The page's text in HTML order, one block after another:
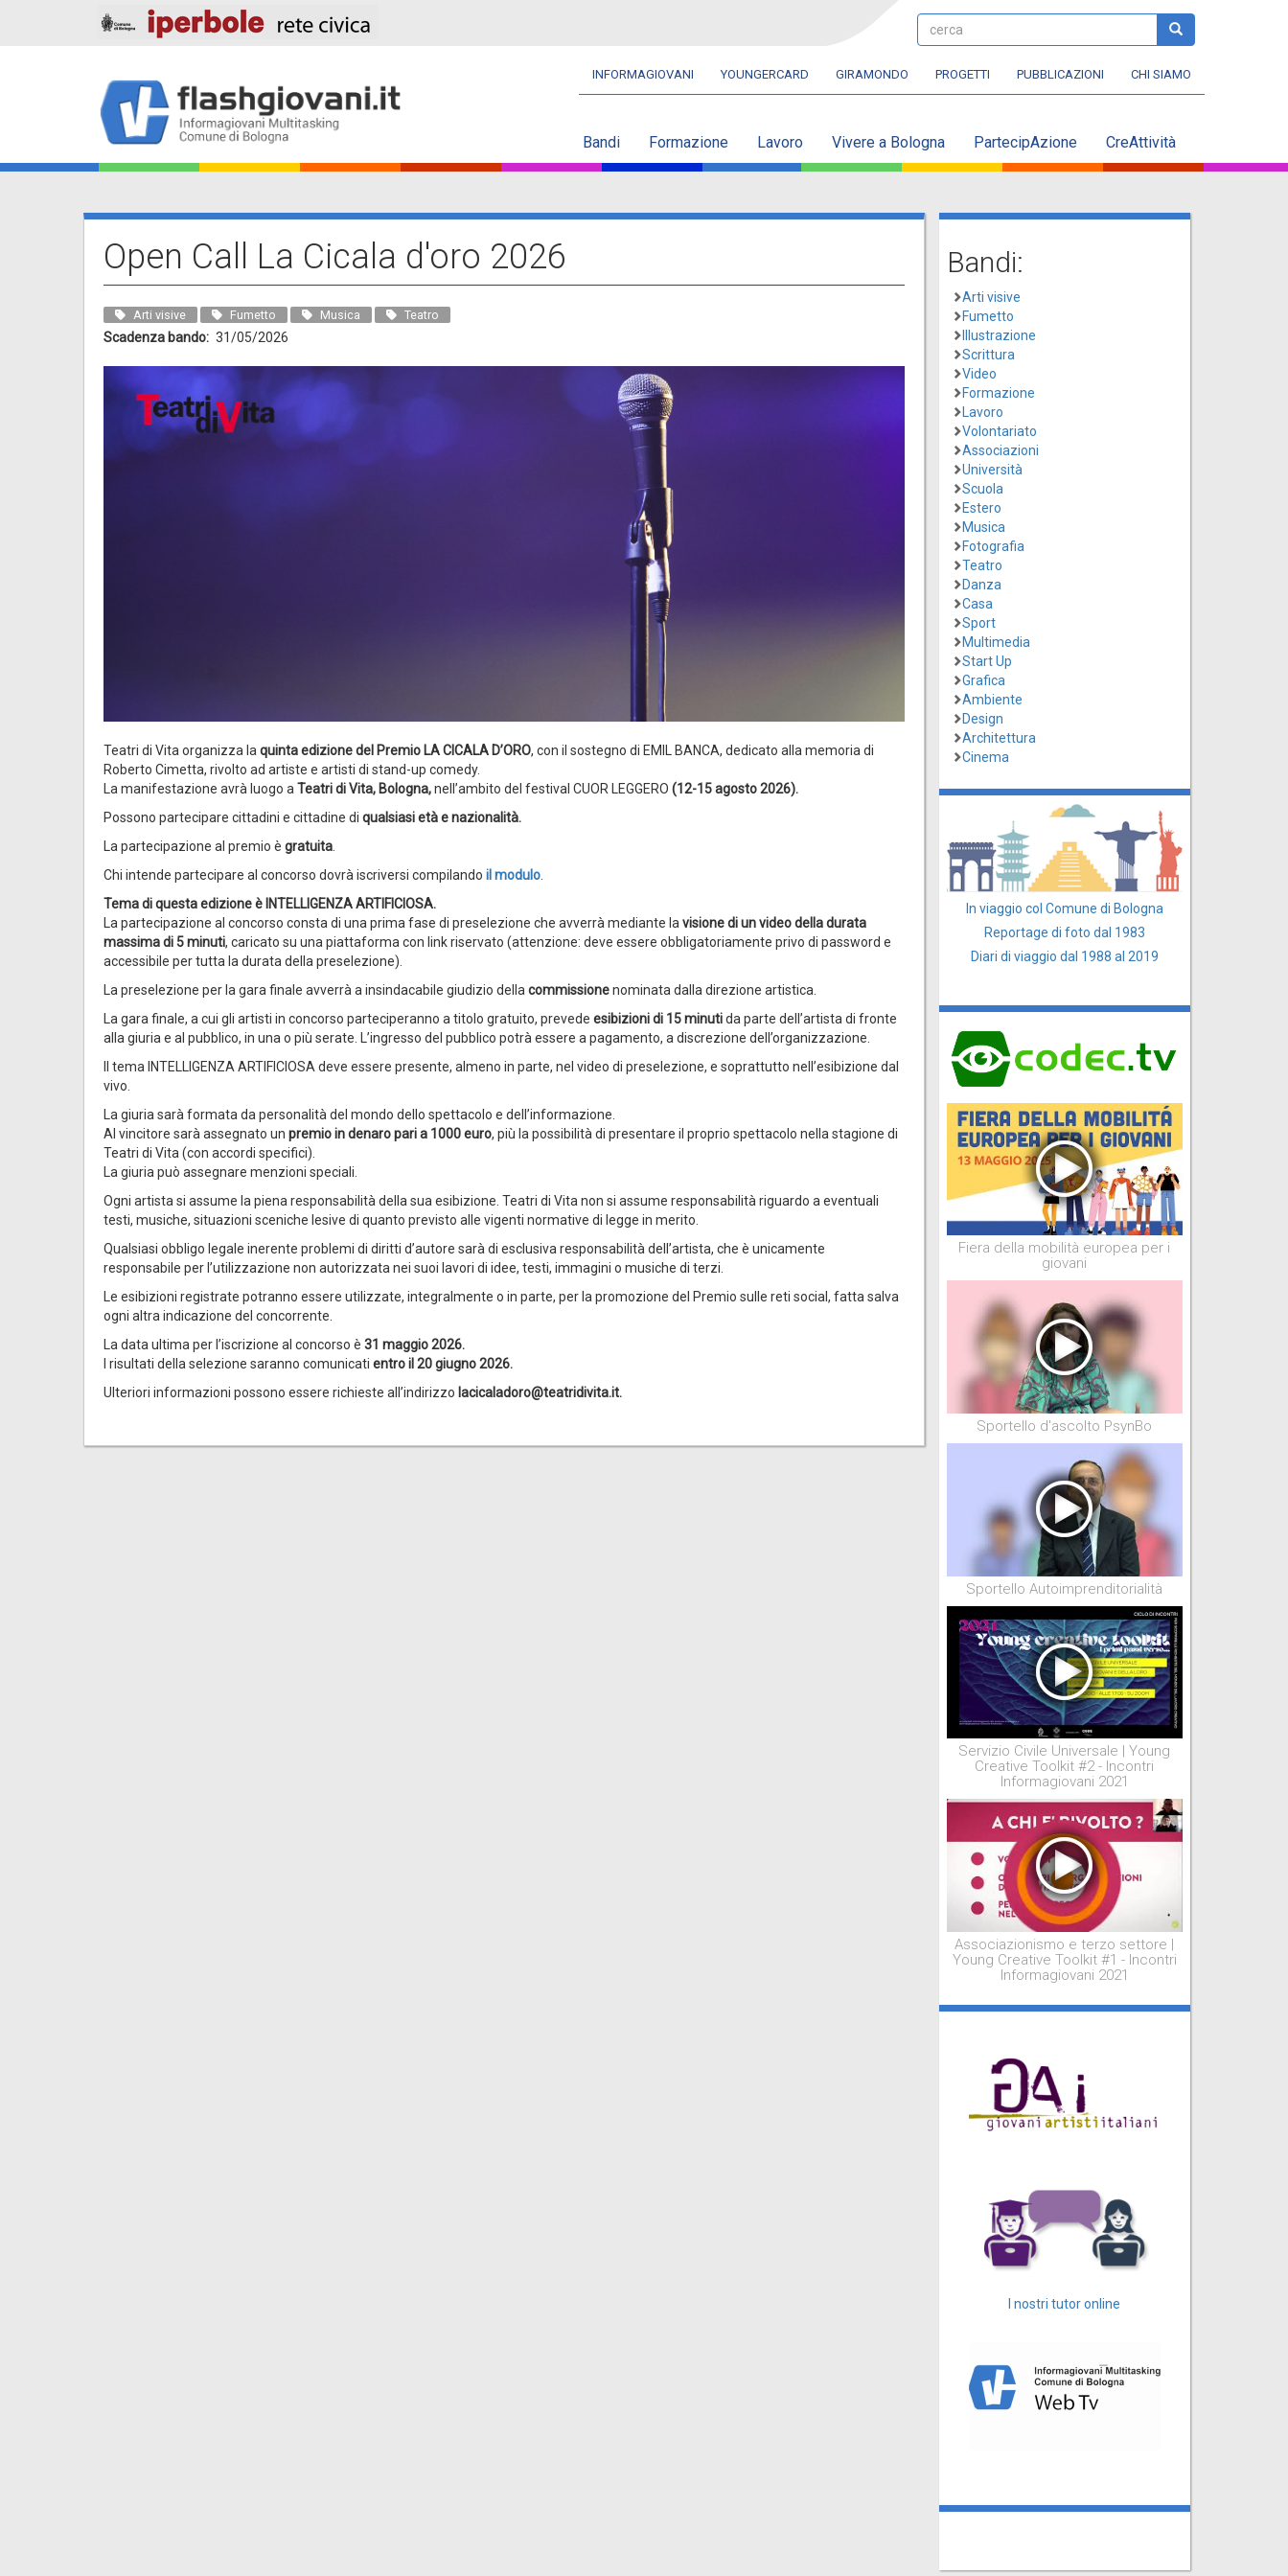
cerca cerca
Navbar
INFORMAGIOVANI YOUNGERCARD GIRAMONDO PROGETTI PUBBLICAZIONI CHI SIAMO
Main
navigation
Bandi Formazione Lavoro Vivere a Bologna PartecipAzione CreAttività
Open Call La Cicala d'oro 2026
Arti visive Fumetto Musica Teatro
Scadenza bando 31/05/2026
Teatri di Vita organizza la quinta edizione del Premio LA CICALA D’ORO, con il sostegno di EMIL BANCA, dedicato alla memoria di
Roberto Cimetta, rivolto ad artiste e artisti di stand-up comedy.
La manifestazione avrà luogo a Teatri di Vita, Bologna,nell’ambito del festival CUOR LEGGERO (12-15 agosto 2026).
Possono partecipare cittadini e cittadine di qualsiasi età e nazionalità.
La partecipazione al premio è gratuita
Chi intende partecipare al concorso dovrà iscriversi compilando il modulo
Tema di questa edizione è INTELLIGENZA ARTIFICIOSA.
La partecipazione al concorso consta di una prima fase di preselezione che avverrà mediante la visione di un video della durata
massima di 5 minuti, caricato su una piattaforma con link riservato (attenzione: deve essere obbligatoriamente privo di password e
accessibile per tutta la durata della preselezione).
La preselezione per la gara finale avverrà a insindacabile giudizio della commissionenominata dalla direzione artistica.
La gara finale, a cui gli artisti in concorso parteciperanno a titolo gratuito, prevede esibizioni di 15 minutida parte dell’artista di fronte
alla giuria e al pubblico, in una o più serate. L’ingresso del pubblico potrà essere a pagamento, a discrezione dell’organizzazione.
Il tema INTELLIGENZA ARTIFICIOSA deve essere presente, almeno in parte, nel video di preselezione, e soprattutto nell’esibizione dal
vivo.
La giuria sarà formata da personalità del mondo dello spettacolo e dell’informazione.
Al vincitore sarà assegnato un premio in denaro pari a 1000 euro, più la possibilità di presentare il proprio spettacolo nella stagione di
Teatri di Vita (con accordi specifici).
La giuria può assegnare menzioni speciali.
Ogni artista si assume la piena responsabilità della sua esibizione. Teatri di Vita non si assume responsabilità riguardo a eventuali
testi, musiche, situazioni sceniche lesive di quanto previsto alle vigenti normative di legge in merito.
Qualsiasi obbligo legale inerente problemi di diritti d’autore sarà di esclusiva responsabilità dell’artista, che è unicamente
responsabile per l’utilizzazione non autorizzata nei suoi lavori di idee, testi, immagini o musiche di terzi.
Le esibizioni registrate potranno essere utilizzate, integralmente o in parte, per la promozione del Premio sulle reti social, fatta salva
ogni altra indicazione del concorrente.
La data ultima per l’iscrizione al concorso è 31 maggio 2026.
I risultati della selezione saranno comunicati entro il 20 giugno 2026.
Ulteriori informazioni possono essere richieste all’indirizzo lacicaladoro@teatridivita.it.
Bandi:
Arti visive
Fumetto
Illustrazione
Scrittura
Video
Formazione
Lavoro
Volontariato
Associazioni
Università
Scuola
Estero
Musica
Fotografia
Teatro
Danza
Casa
Sport
Multimedia
Start Up
Grafica
Ambiente
Design
Architettura
Cinema
In viaggio col Comune di Bologna
Reportage di foto dal 1983
Diari di viaggio dal 1988 al 2019
Fiera della mobilità europea per i
giovani
Sportello d'ascolto PsynBo
Sportello Autoimprenditorialità
Servizio Civile Universale | Young
Creative Toolkit #2 - Incontri
Informagiovani 2021
Associazionismo e terzo settore |
Young Creative Toolkit #1 - Incontri
Informagiovani 2021
I nostri tutor online